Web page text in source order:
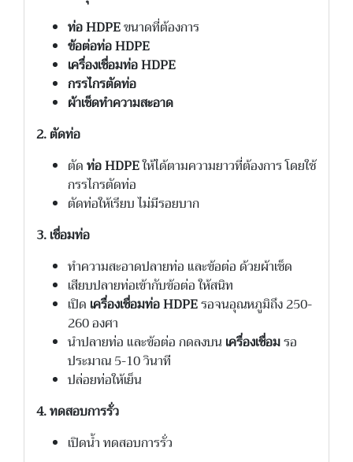
ท่อ HDPEขนาดที่ต้องการ
ข้อต่อท่อ HDPE
เครื่องเชื่อมท่อ HDPE
กรรไกรตัดท่อ
ผ้าเช็ดทำความสะอาด
2. ตัดท่อ
ตัดท่อ HDPEให้ได้ตามความยาวที่ต้องการ โดยใช้
กรรไกรตัดท่อ
ตัดท่อให้เรียบ ไม่มีรอยบาก
3. เชื่อมท่อ
ทำความสะอาดปลายท่อ และข้อต่อ ด้วยผ้าเช็ด
เสียบปลายท่อเข้ากับข้อต่อ ให้สนิท
เปิด เครื่องเชื่อมท่อ HDPEรอจนอุณหภูมิถึง 250-
260 องศา
นำปลายท่อ และข้อต่อ กดลงบน เครื่องเชื่อมรอ
ประมาณ 5-10 วินาที
ปล่อยท่อให้เย็น
4. ทดสอบการรั่ว
เปิดน้ำ ทดสอบการรั่ว